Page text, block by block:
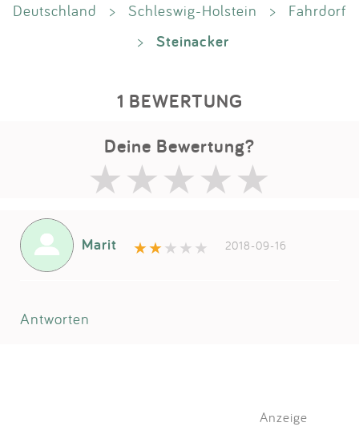
Deutschland > Schleswig-Holstein >
Fahrdorf
>
Steinacker
1 BEWERTUNG
Deine Bewertung?
Marit 2018-09-16
Antworten
Anzeige